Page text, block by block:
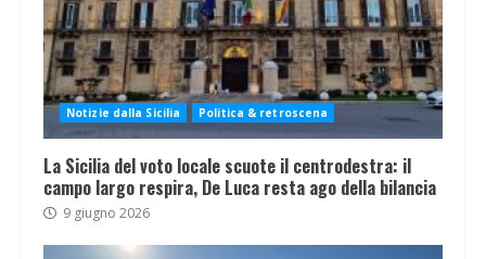
Notizie dalla Sicilia Politica & retroscena
La Sicilia del voto locale scuote il centrodestra: il
campo largo respira, De Luca resta ago della bilancia
9 giugno 2026